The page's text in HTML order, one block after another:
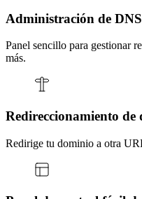
Administración de DNS
Panel sencillo para
más.
Redireccionamiento de
Redirige tu dominio a otra